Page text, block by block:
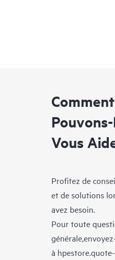
Comment
Vous
Profitez de
et de solutions
avez besoin.
Pour toute
à hpestore.quote-